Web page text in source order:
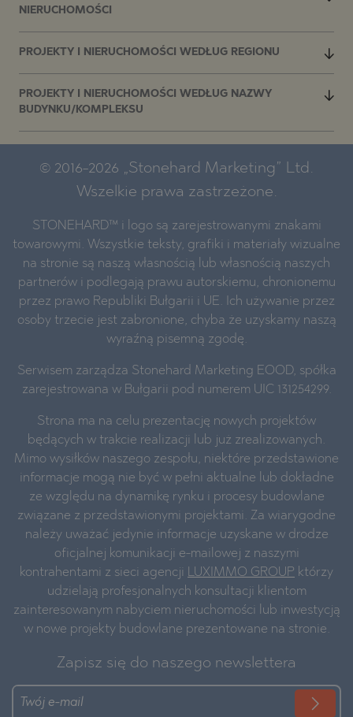
NIERUCHOMOŚCI
PROJEKTY I NIERUCHOMOŚCI WEDŁUG REGIONU
PROJEKTY I NIERUCHOMOŚCI WEDŁUG NAZWY
BUDYNKU/KOMPLEKSU
© 2016-2026 „Stonehard Marketing” Ltd.
Wszelkie prawa zastrzeżone.
STONEHARD™ i logo są zarejestrowanymi znakami
towarowymi. Wszystkie teksty, grafiki i materiały wizualne
na stronie są naszą własnością lub własnością naszych
partnerów i podlegają prawu autorskiemu, chronionemu
przez prawo Republiki Bułgarii i UE. Ich używanie przez
osoby trzecie jest zabronione, chyba że uzyskamy naszą
wyraźną pisemną zgodę.
Serwisem zarządza Stonehard Marketing EOOD, spółka
zarejestrowana w Bułgarii pod numerem UIC 131254299.
Strona ma na celu prezentację nowych projektów
będących w trakcie realizacji lub już zrealizowanych.
Mimo wysiłków naszego zespołu, niektóre przedstawione
informacje mogą nie być w pełni aktualne lub dokładne
ze względu na dynamikę rynku i procesy budowlane
związane z przedstawionymi projektami. Za wiarygodne
należy uważać jedynie informacje uzyskane w drodze
oficjalnej komunikacji e-mailowej z naszymi
kontrahentami z sieci agencji LUXIMMO GROUP którzy
udzielają profesjonalnych konsultacji klientom
zainteresowanym nabyciem nieruchomości lub inwestycją
w nowe projekty budowlane prezentowane na stronie.
Zapisz się do naszego newslettera